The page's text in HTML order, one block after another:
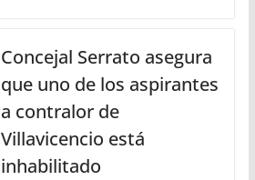
Concejal Serrato asegura
que uno de los aspirantes
a contralor de
Villavicencio está
inhabilitado